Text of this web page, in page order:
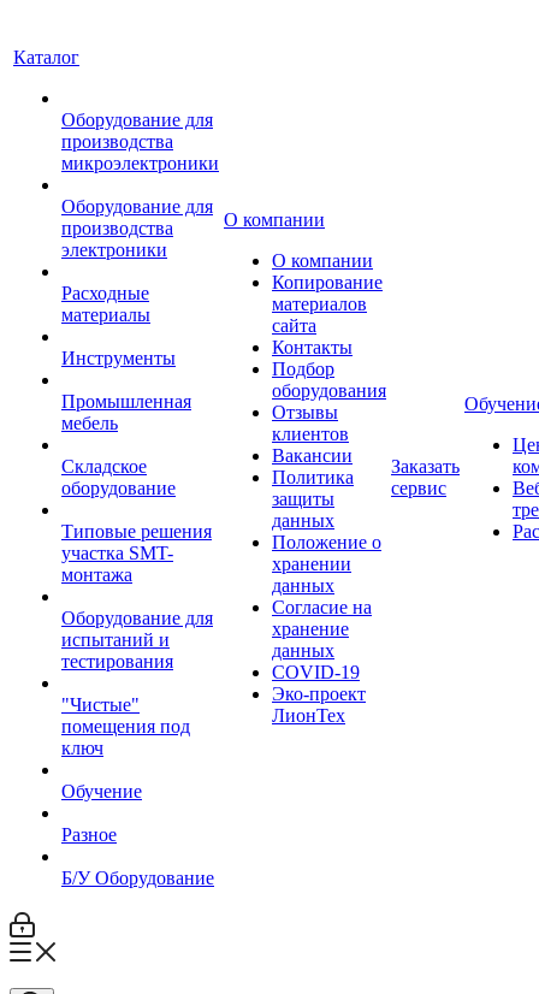
Каталог
Оборудование для
производства
микроэлектроники
Оборудование для
производства
электроники
Расходные
материалы
Инструменты
Промышленная
мебель
Складское
оборудование
Типовые решения
участка SMT-
монтажа
Оборудование для
испытаний и
тестирования
"Чистые"
помещения под
ключ
Обучение
Разное
Б/У Оборудование
О компании
О компании
Копирование
материалов
сайта
Контакты
Подбор
оборудования
Отзывы
клиентов
Вакансии
Политика
защиты
данных
Положение о
хранении
данных
Согласие на
хранение
данных
COVID-19
Эко-проект
ЛионТех
Заказать
сервис